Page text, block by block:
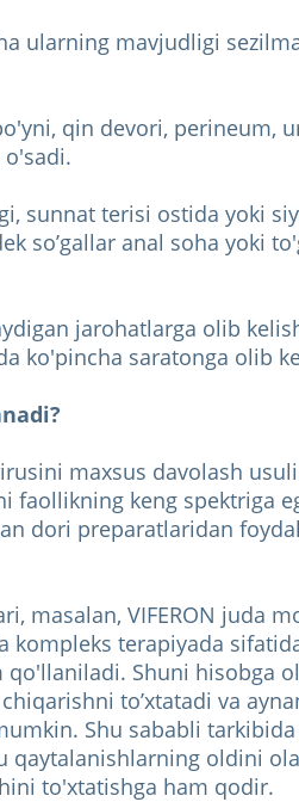
ularning mavjudligi
qin devori, perineum,
o'sadi.
sunnat terisi ostida yoki
so’gallar anal soha yoki
jarohatlarga olib
ko'pincha saratonga olib
maxsus davolash
faollikning keng spektriga
dori preparatlaridan
masalan, VIFERON juda
terapiyada
Shuni hisobga
to’xtatadi va
Shu sababli
qaytalanishlarning oldini
to'xtatishga ham qodir.